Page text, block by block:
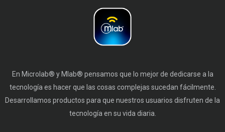
En Microlab® y Mlab® pensamos que lo mejor de dedicarse a la
tecnología es hacer que las cosas complejas sucedan fácilmente.
Desarrollamos productos para que nuestros usuarios disfruten de la
tecnología en su vida diaria.